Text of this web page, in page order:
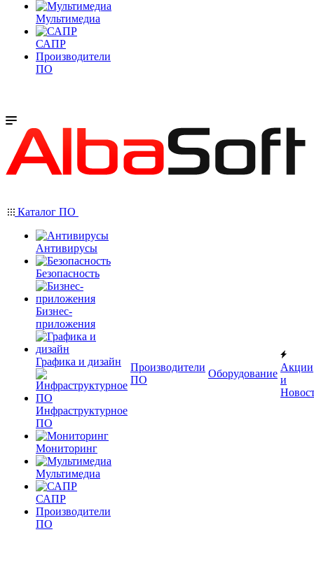
Мультимедиа
САПР
Производители
ПО
Каталог ПО
Антивирусы
Безопасность
Бизнес-
приложения
Графика и дизайн
Инфраструктурное
ПО
Мониторинг
Мультимедиа
САПР
Производители
ПО
Производители
ПО
Оборудование
Акции
и